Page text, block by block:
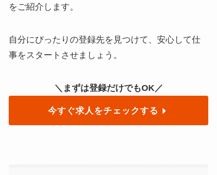
をご紹介します。
自分にぴったりの登録先を見つけて、安心して仕
事をスタートさせましょう。
＼まずは登録だけでもOK／
今すぐ求人をチェックする